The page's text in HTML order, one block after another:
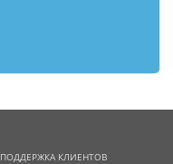
ПОДДЕРЖКА КЛИЕНТОВ